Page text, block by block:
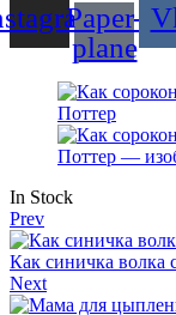
Paper-
plane
Availability:
In Stock
Prev
Как синичка волка
Next